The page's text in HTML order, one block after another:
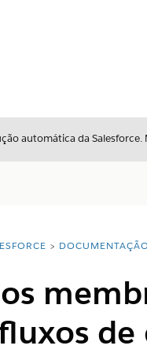
automática da Salesforce.
DOCUMENTAÇÃO
de